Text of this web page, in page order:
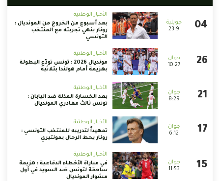
23:9
الأخبار الوطنية
بعد أسبوع من الخروج من المونديال :
رونار ينهي تجربته مع المنتخب
التونسي
10:27
الأخبار الوطنية
مونديال 2026 : تونس تودّع البطولة
بهزيمة أمام هولندا بثلاثية
8:29
الأخبار الوطنية
بعد الخسارة المذلة ضد اليابان :
تونس ثالث مغادري المونديال
6:12
الأخبار الوطنية
تمهيداً لتدريبه للمنتخب التونسي :
رونار يحط الرحال بمونتيري
11:53
الأخبار الوطنية
في مباراة الأخطاء الدفاعية : هزيمة
ساحقة لتونس ضد السويد في أول
مشوار المونديال